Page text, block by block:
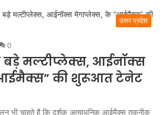
उत्तर प्रदेश
0
मल्टीप्लेक्स, आईनॉक्स
की शुरूआत टेनेट
भी चाहते हैं कि दर्शक अत्याधुनिक आईमैक्स तकनीक